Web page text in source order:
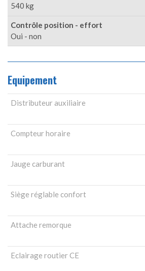
540 kg
Contrôle position - effort
Oui - non
Equipement
Distributeur auxiliaire
Compteur horaire
Jauge carburant
Siège réglable confort
Attache remorque
Eclairage routier CE